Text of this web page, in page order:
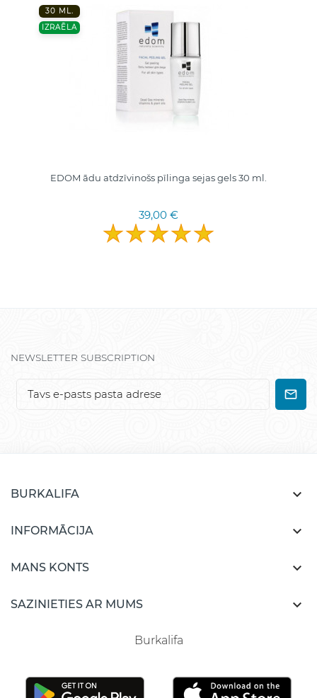
30 ML.
IZRAĒLA
EDOM ādu atdzīvinošs pīlinga sejas gels 30 ml.
39,00 €
NEWSLETTER SUBSCRIPTION
BURKALIFA 
INFORMĀCIJA 
MANS KONTS 
SAZINIETIES AR MUMS 
Burkalifa